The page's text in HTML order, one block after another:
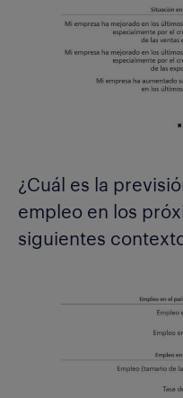
¿Cuál es la
empleo en los
siguientes